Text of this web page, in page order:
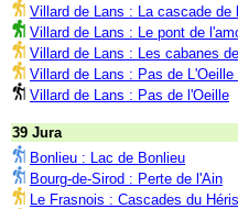
Villard de Lans : La cascade de
Villard de Lans : Le pont de
Villard de Lans : Les cabanes
Villard de Lans : Pas de
Villard de Lans : Pas de l'Oeille
39 Jura
Bonlieu : Lac de Bonlieu
Bourg-de-Sirod : Perte de l'Ain
Le Frasnois : Cascades du